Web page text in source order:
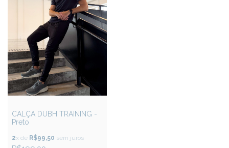
CALÇA DUBH TRAINING -
Preto
2x de R$99,50 sem juros